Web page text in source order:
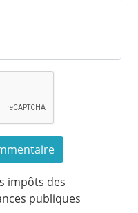
impôts des
publiques